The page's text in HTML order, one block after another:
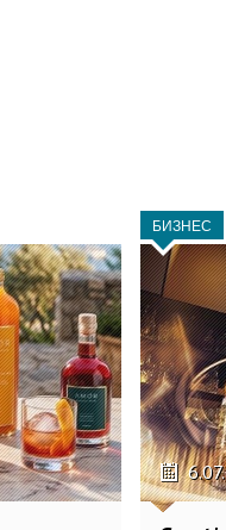
БИЗНЕС